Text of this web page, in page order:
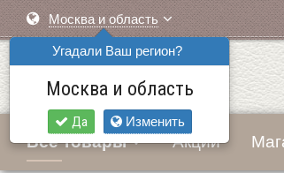
Москва и область
Угадали Ваш регион?
Москва и область
Да Изменить
Все товары Акции